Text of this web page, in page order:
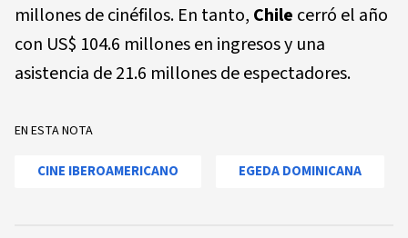
millones de cinéfilos. En tanto, Chile cerró el año
con US$ 104.6 millones en ingresos y una
asistencia de 21.6 millones de espectadores.
EN ESTA NOTA
CINE IBEROAMERICANO EGEDA DOMINICANA